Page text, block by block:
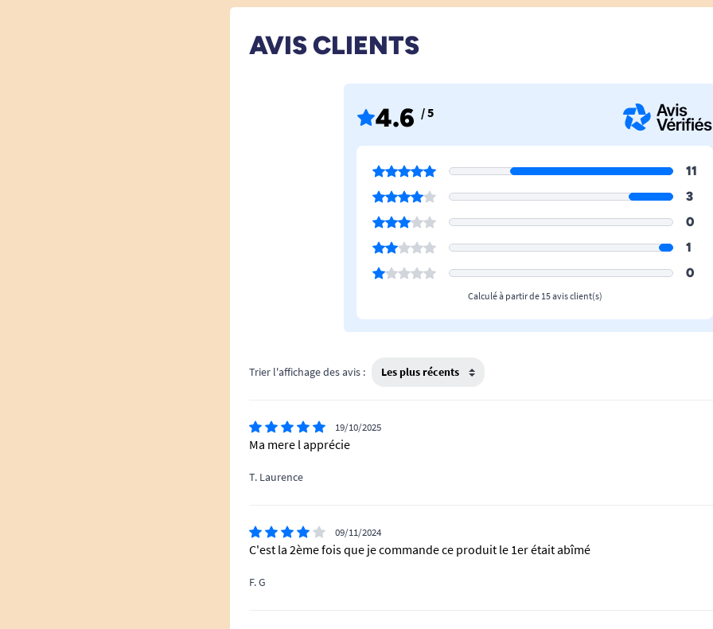
AVIS CLIENTS
4.6 / 5
11
3
0
1
0
Calculé à partir de 15 avis client(s)
Trier l'affichage des avis :
19/10/2025
Ma mere l apprécie
T. Laurence
09/11/2024
C'est la 2ème fois que je commande ce produit le 1er était abîmé
F. G